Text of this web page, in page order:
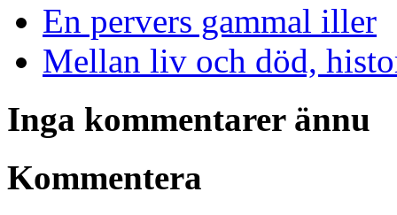
En pervers gammal iller
Mellan liv och död,
Inga kommentarer ännu
Kommentera